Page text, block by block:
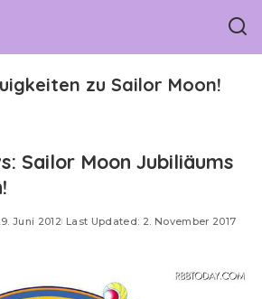
zu Sailor Moon!
Sailor Moon Jubiliäums
Juni 2012 Last Updated: 2. November 2017